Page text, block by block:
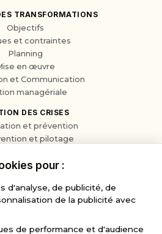
TRANSFORMATIONS
Objectifs
et contraintes
Planning
en œuvre
et Communication
managériale
DES CRISES
et prévention
et pilotage
D'EXPÉRIENCE
de développement
l'IA aux entreprises
et communication
pour :
d'analyse, de publicité, de
de la publicité avec
de performance et d'audience